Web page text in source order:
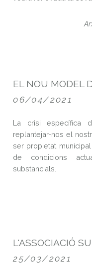
06/04/2021
EL NOU MODEL
La crisi específica
replantejar-nos el
ser propietat
de condicions
substancials.
25/03/2021
L'ASSOCIACIÓ